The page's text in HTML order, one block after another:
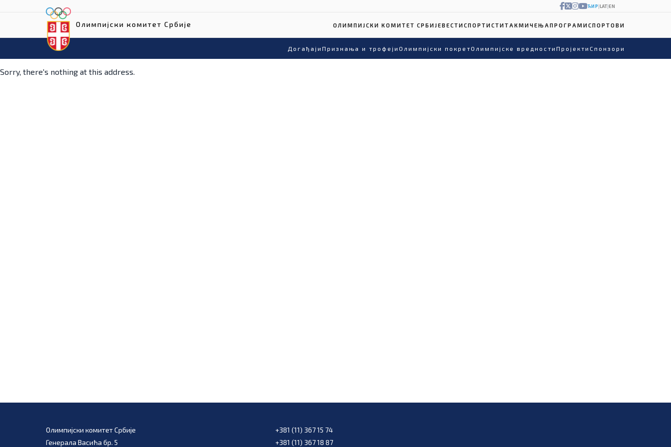
Олимпијски комитет Србије
ЋИР|LAT|EN
ОЛИМПИЈСКИ КОМИТЕТ СРБИЈЕВЕСТИ СПОРТИСТИ ТАКМИЧЕЊА ПРОГРАМИ СПОРТОВИ
Догађаји Признања и трофеји Олимпијски покретОлимпијске вредности Пројекти Спонзори
Sorry, there's nothing at this address.
Олимпијски комитет Србије
Генерала Васића бр. 5
+381 (11) 367 15 74
+381 (11) 367 18 87